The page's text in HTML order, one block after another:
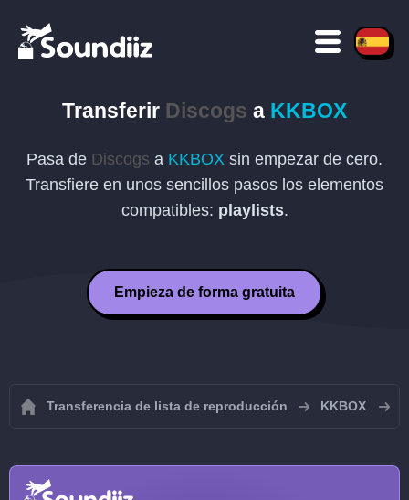
Transferir Discogs a KKBOX
Pasa de Discogs a KKBOX sin empezar de cero.
Transfiere en unos sencillos pasos los elementos
compatibles: playlists.
Empieza de forma gratuita
Transferencia de lista de reproducción KKBOX